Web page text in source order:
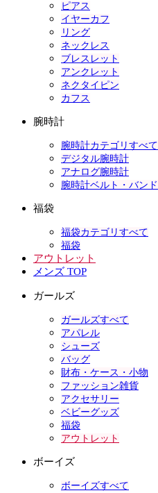
ピアス
イヤーカフ
リング
ネックレス
ブレスレット
アンクレット
ネクタイピン
カフス
腕時計
腕時計カテゴリすべて
デジタル腕時計
アナログ腕時計
腕時計ベルト・バンド
福袋
福袋カテゴリすべて
福袋
アウトレット
メンズ TOP
ガールズ
ガールズすべて
アパレル
シューズ
バッグ
財布・ケース・小物
ファッション雑貨
アクセサリー
ベビーグッズ
福袋
アウトレット
ボーイズ
ボーイズすべて